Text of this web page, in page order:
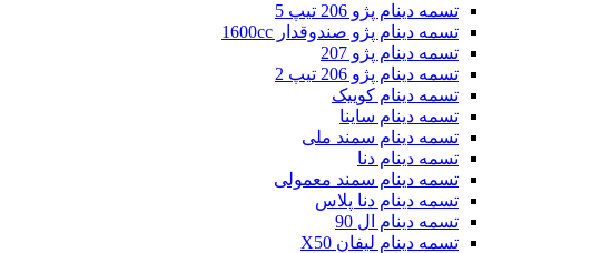
تسمه دینام پژو 206 تیپ 5
تسمه دینام پژو صندوقدار 1600cc
تسمه دینام پژو 207
تسمه دینام پژو 206 تیپ 2
تسمه دینام کوییک
تسمه دینام ساینا
تسمه دینام سمند ملی
تسمه دینام دنا
تسمه دینام سمند معمولی
تسمه دینام دنا پلاس
تسمه دینام ال 90
تسمه دینام لیفان X50